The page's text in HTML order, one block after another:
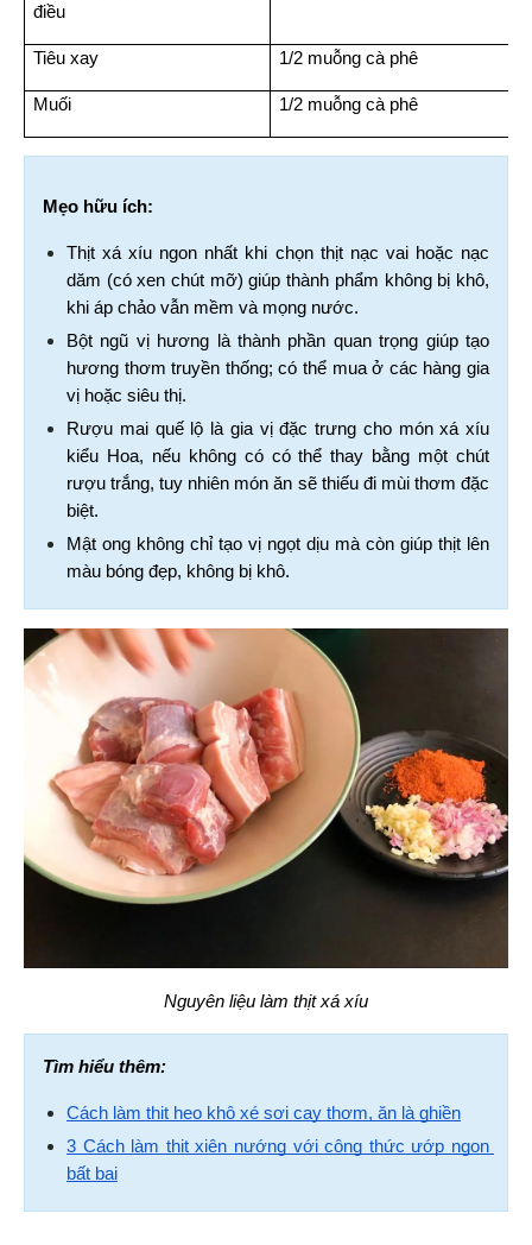
điều
Tiêu xay 1/2 muỗng cà phê
Muối 1/2 muỗng cà phê
Mẹo hữu ích:
Thịt xá xíu ngon nhất khi chọn thịt nạc vai hoặc nạc
dăm (có xen chút mỡ) giúp thành phẩm không bị khô,
khi áp chảo vẫn mềm và mọng nước.
Bột ngũ vị hương là thành phần quan trọng giúp tạo
hương thơm truyền thống; có thể mua ở các hàng gia
vị hoặc siêu thị.
Rượu mai quế lộ là gia vị đặc trưng cho món xá xíu
kiểu Hoa, nếu không có có thể thay bằng một chút
rượu trắng, tuy nhiên món ăn sẽ thiếu đi mùi thơm đặc
biệt.
Mật ong không chỉ tạo vị ngọt dịu mà còn giúp thịt lên
màu bóng đẹp, không bị khô.
Nguyên liệu làm thịt xá xíu
Tìm hiểu thêm:
Cách làm thịt heo khô xé sợi cay thơm, ăn là ghiền
3 Cách làm thịt xiên nướng với công thức ướp ngon
bất bại